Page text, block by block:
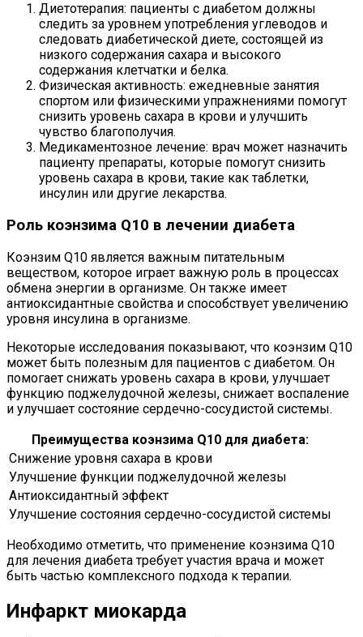
Диетотерапия: пациенты с диабетом должны
следить за уровнем употребления углеводов и
следовать диабетической диете, состоящей из
низкого содержания сахара и высокого
содержания клетчатки и белка.
Физическая активность: ежедневные занятия
спортом или физическими упражнениями помогут
снизить уровень сахара в крови и улучшить
чувство благополучия.
Медикаментозное лечение: врач может назначить
пациенту препараты, которые помогут снизить
уровень сахара в крови, такие как таблетки,
инсулин или другие лекарства.
Роль коэнзима Q10 в лечении диабета
Коэнзим Q10 является важным питательным
веществом, которое играет важную роль в процессах
обмена энергии в организме. Он также имеет
антиоксидантные свойства и способствует увеличению
уровня инсулина в организме.
Некоторые исследования показывают, что коэнзим Q10
может быть полезным для пациентов с диабетом. Он
помогает снижать уровень сахара в крови, улучшает
функцию поджелудочной железы, снижает воспаление
и улучшает состояние сердечно-сосудистой системы.
Преимущества коэнзима Q10 для диабета:
Снижение уровня сахара в крови
Улучшение функции поджелудочной железы
Антиоксидантный эффект
Улучшение состояния сердечно-сосудистой системы
Необходимо отметить, что применение коэнзима Q10
для лечения диабета требует участия врача и может
быть частью комплексного подхода к терапии.
Инфаркт миокарда